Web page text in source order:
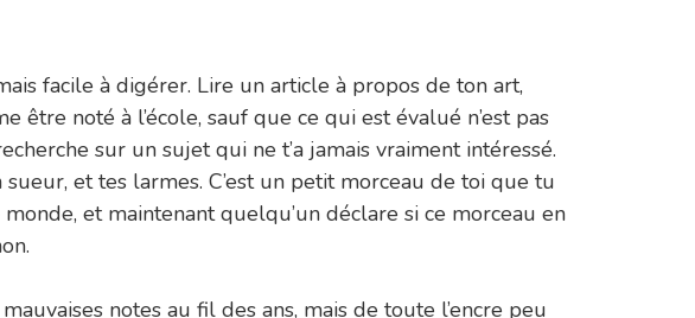
facile à digérer. Lire un article à propos de ton art,
être noté à l’école, sauf que ce qui est évalué n’est pas
sur un sujet qui ne t’a jamais vraiment intéressé.
sueur, et tes larmes. C’est un petit morceau de toi que tu
et maintenant quelqu’un déclare si ce morceau en
notes au fil des ans, mais de toute l’encre peu